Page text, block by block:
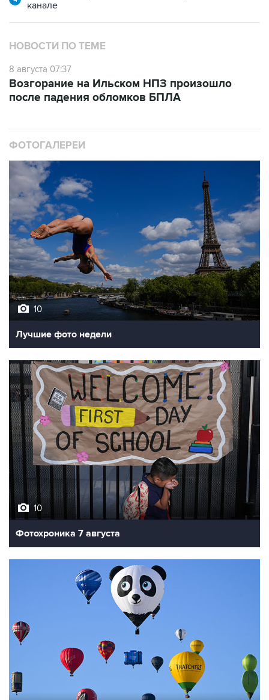
канале
НОВОСТИ ПО ТЕМЕ
8 августа 07:37
Возгорание на Ильском НПЗ произошло
после падения обломков БПЛА
ФОТОГАЛЕРЕИ
10
Лучшие фото недели
10
Фотохроника 7 августа